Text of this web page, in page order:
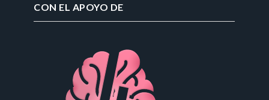
CON EL APOYO DE